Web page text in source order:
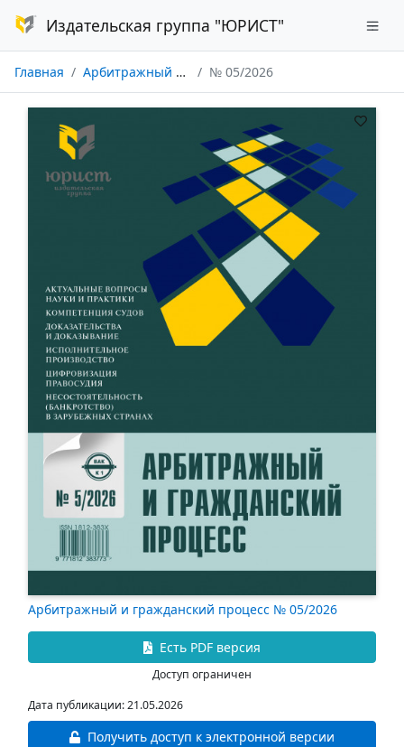
Издательская группа "ЮРИСТ"
Главная Арбитражный и гражданский процесс № 05/2026
Арбитражный и гражданский процесс № 05/2026
Есть PDF версия
Доступ ограничен
Дата публикации: 21.05.2026
Получить доступ к электронной версии